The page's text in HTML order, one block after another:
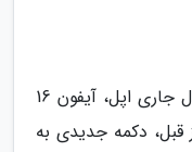
به گزارش مجله خزرکوه، در رویداد سال جاری اپل، آیفون 16
قبل، دکمه جدیدی به